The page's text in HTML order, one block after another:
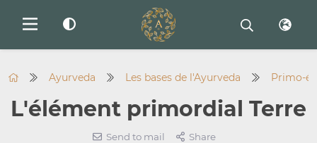
Ayurveda Les bases de l'Ayurveda Primo-
L'élément primordial Terre
Send to mail Share